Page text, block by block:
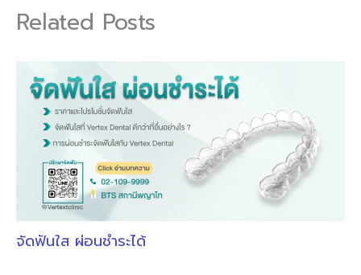
Related Posts
จัดฟันใส ผ่อนชำระได้